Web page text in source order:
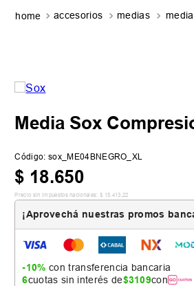
5. medias
accesorios medias
Media Sox
Código: sox_ME04BNEGRO_XL
$ 18.650
Precio sin impuestos nacionales: $ 15 413 22
¡Aprovechá nuestras promos
-10% con transferencia bancaria
6cuotas sin interés de$3109con